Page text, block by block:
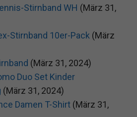
Stirnband WH (März 31,
Stirnband 10er-Pack (März
(März 31, 2024)
Duo Set Kinder
(März 31, 2024)
Damen T-Shirt (März 31,